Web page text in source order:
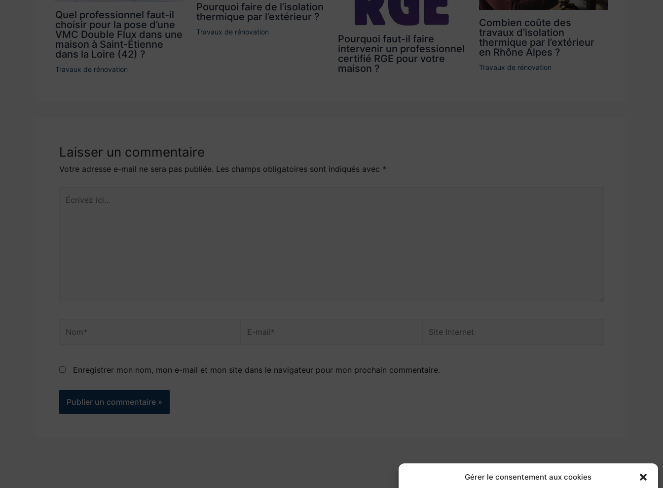
Gérer le consentement aux cookies
Quel professionnel faut-il
choisir pour la pose d’une
VMC Double Flux dans une
maison à Saint-Étienne
dans la Loire (42) ?
Travaux de rénovation
Pourquoi faire de l’isolation
thermique par l’extérieur ?
Travaux de rénovation
Pourquoi faut-il faire
intervenir un professionnel
certifié RGE pour votre
maison ?
Combien coûte des
travaux d’isolation
thermique par l’extérieur
en Rhône Alpes ?
Travaux de rénovation
Laisser un commentaire
Votre adresse e-mail ne sera pas publiée. Les champs obligatoires sont indiqués avec *
ici…
mail*
Internet
Enregistrer mon nom, mon e-mail et mon site dans le navigateur pour mon prochain commentaire.